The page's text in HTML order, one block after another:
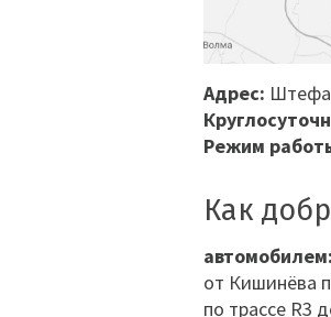
Адрес:
Режим
Как
автомобилем:
от Кишинёва
по трассе R3